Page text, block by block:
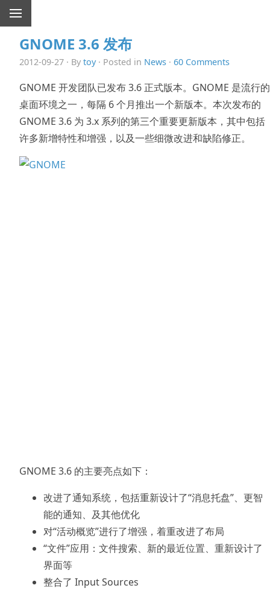
GNOME 3.6 发布
2012-09-27 · By toy· Posted in News · 60 Comments
GNOME 开发团队已发布 3.6 正式版本。GNOME 是流行的
桌面环境之一，每隔 6 个月推出一个新版本。本次发布的
GNOME 3.6 为 3.x 系列的第三个重要更新版本，其中包括
许多新增特性和增强，以及一些细微改进和缺陷修正。
GNOME 3.6 的主要亮点如下：
改进了通知系统，包括重新设计了“消息托盘”、更智
能的通知、及其他优化
对“活动概览”进行了增强，着重改进了布局
“文件”应用：文件搜索、新的最近位置、重新设计了
界面等
整合了 Input Sources